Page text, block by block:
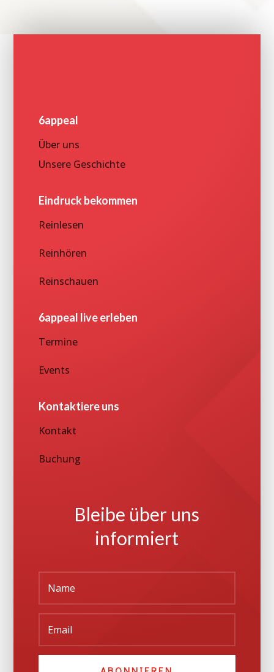
6appeal
Über uns
Unsere Geschichte
Eindruck bekommen
Reinlesen
Reinhören
Reinschauen
6appeal live erleben
Termine
Events
Kontaktiere uns
Kontakt
Buchung
Bleibe über uns
informiert